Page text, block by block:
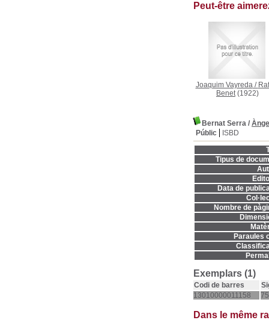
Peut-être
Joaquim Vayreda/
Benet(1922)
Bernat Serra /
Públic
ISBD
Tipus de
Data de
Nombre de
Paraules
Exemplars (1)
Codi de barres
13010000011158
Dans le même